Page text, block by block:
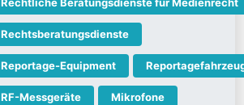
Rechtsberatungsdienste
Reportage-Equipment
RF-Messgeräte Mikrofone